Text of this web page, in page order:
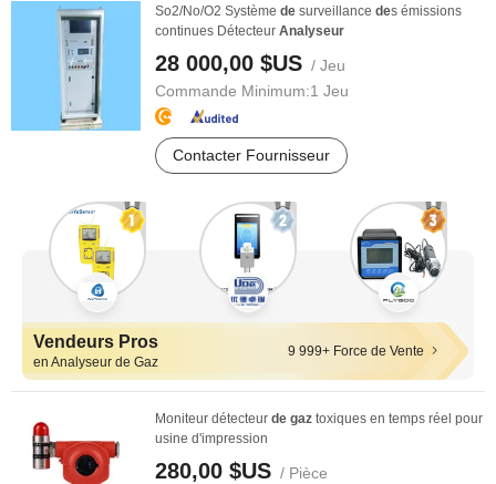
So2/No/O2 Système de surveillance des émissions
continues Détecteur Analyseur
28 000,00 $US / Jeu
Commande Minimum:1 Jeu
Contacter Fournisseur
Vendeurs Pros
en Analyseur de Gaz
9 999+ Force de Vente
Moniteur détecteur de gaz toxiques en temps réel pour
usine d'impression
280,00 $US / Pièce